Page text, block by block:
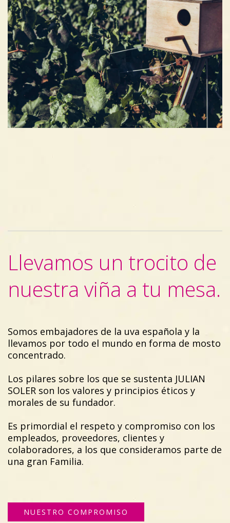
Llevamos un trocito de
nuestra viña a tu mesa.
Somos embajadores de la uva española y la
llevamos por todo el mundo en forma de mosto
concentrado.
Los pilares sobre los que se sustenta JULIAN
SOLER son los valores y principios éticos y
morales de su fundador.
Es primordial el respeto y compromiso con los
empleados, proveedores, clientes y
colaboradores, a los que consideramos parte de
una gran Familia.
NUESTRO COMPROMISO